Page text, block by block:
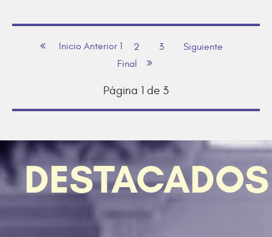
Inicio Anterior 1 2 3
Siguiente
Final
Página 1 de 3
DESTACADOS